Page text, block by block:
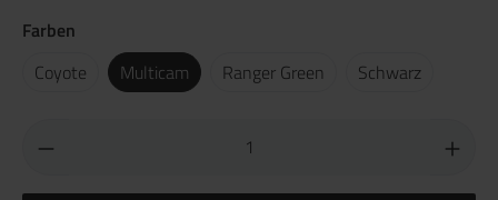
Farben
Coyote
Multicam Ranger Green Schwarz